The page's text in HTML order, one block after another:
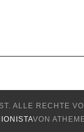
ALLE RECHTE
VON